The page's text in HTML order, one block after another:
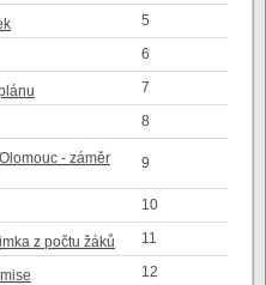
5
6
7
8
- záměr
9
10
z počtu žáků
11
12